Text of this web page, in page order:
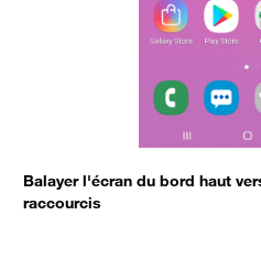
Balayer l'écran du bord haut
raccourcis